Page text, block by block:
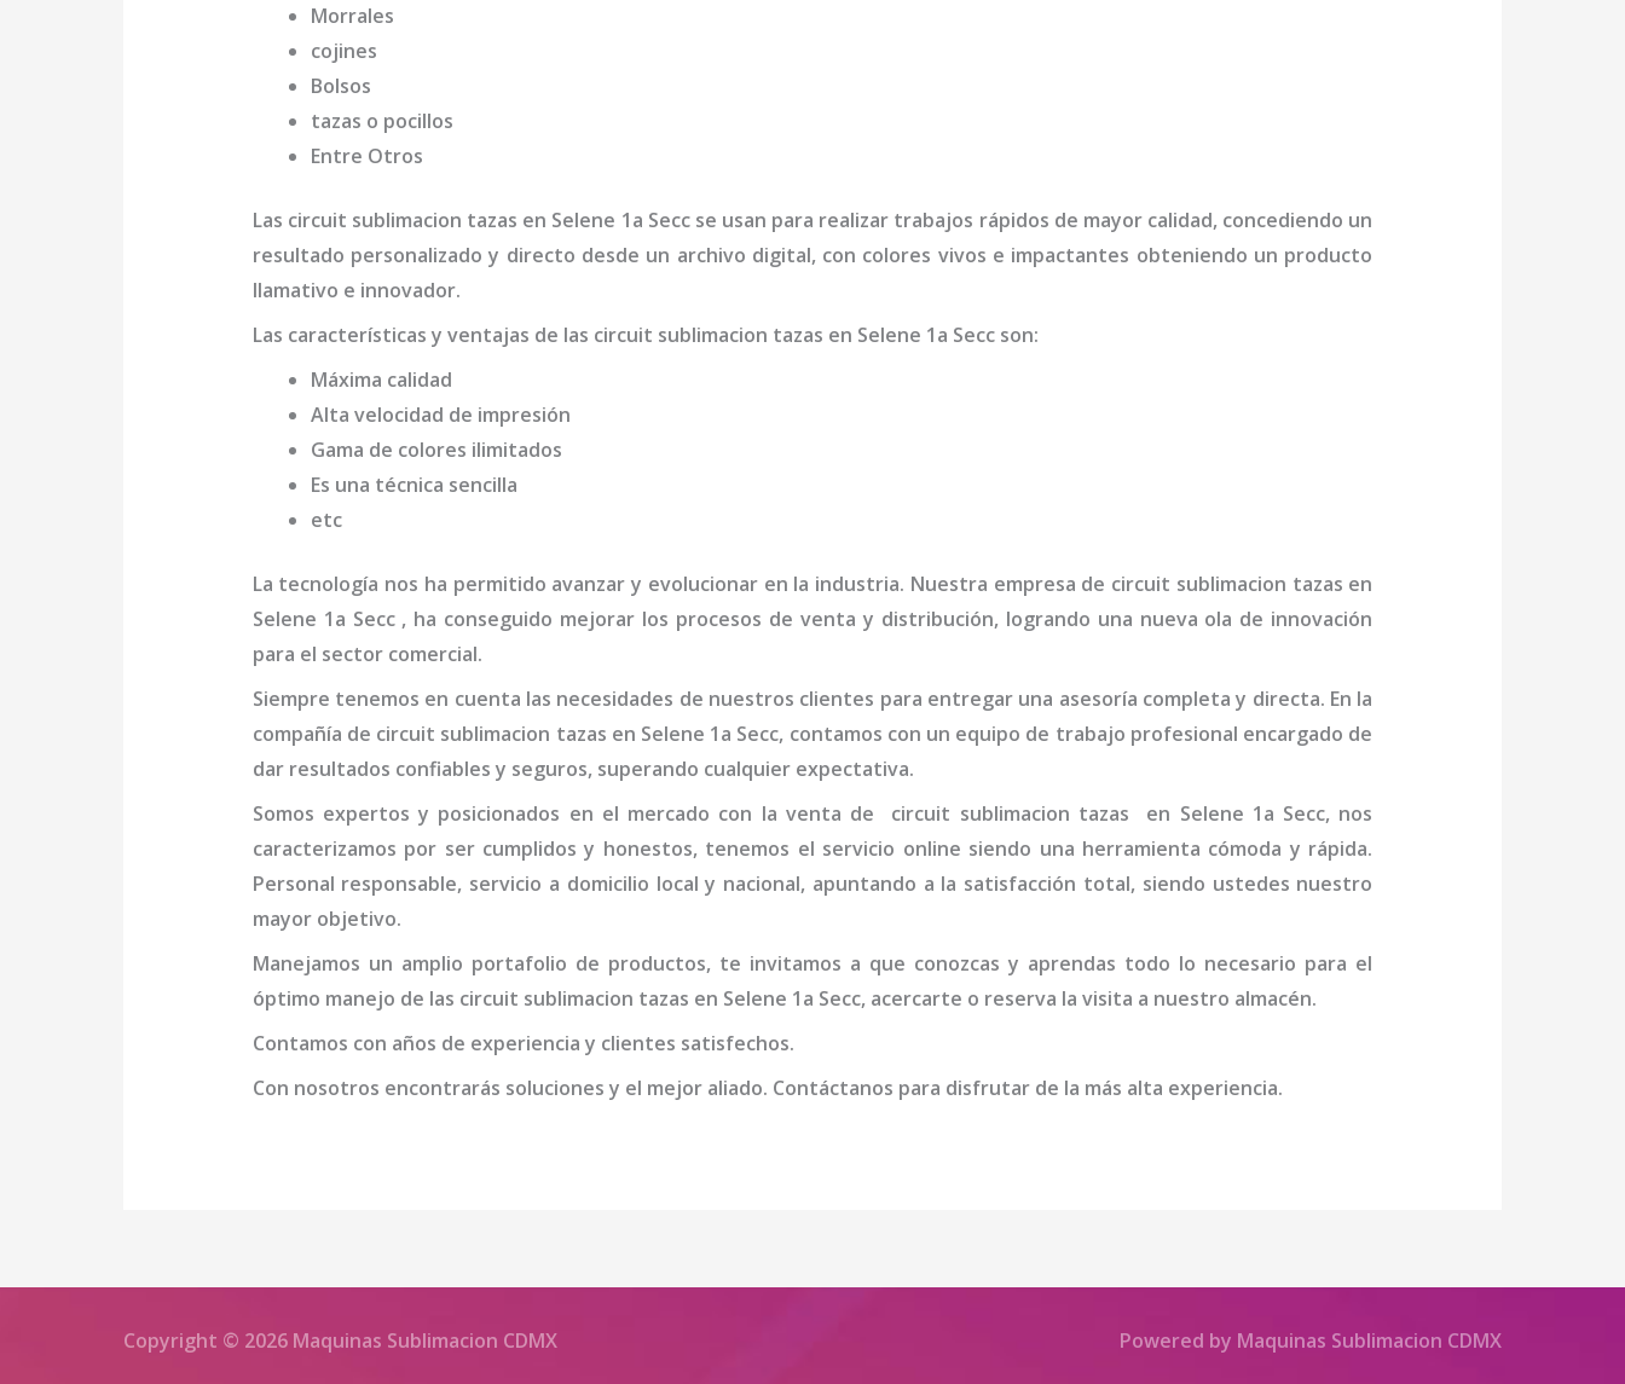
Morrales
cojines
Bolsos
tazas o pocillos
Entre Otros
Las circuit sublimacion tazas en Selene 1a Secc se usan para realizar trabajos rápidos de mayor calidad, concediendo un
resultado personalizado y directo desde un archivo digital, con colores vivos e impactantes obteniendo un producto
llamativo e innovador.
Las características y ventajas de las circuit sublimacion tazas en Selene 1a Secc son:
Máxima calidad
Alta velocidad de impresión
Gama de colores ilimitados
Es una técnica sencilla
etc
La tecnología nos ha permitido avanzar y evolucionar en la industria. Nuestra empresa de circuit sublimacion tazas en
Selene 1a Secc , ha conseguido mejorar los procesos de venta y distribución, logrando una nueva ola de innovación
para el sector comercial.
Siempre tenemos en cuenta las necesidades de nuestros clientes para entregar una asesoría completa y directa. En la
compañía de circuit sublimacion tazas en Selene 1a Secc, contamos con un equipo de trabajo profesional encargado de
dar resultados confiables y seguros, superando cualquier expectativa.
Somos expertos y posicionados en el mercado con la venta de circuit sublimacion tazas en Selene 1a Secc, nos
caracterizamos por ser cumplidos y honestos, tenemos el servicio online siendo una herramienta cómoda y rápida.
Personal responsable, servicio a domicilio local y nacional, apuntando a la satisfacción total, siendo ustedes nuestro
mayor objetivo.
Manejamos un amplio portafolio de productos, te invitamos a que conozcas y aprendas todo lo necesario para el
óptimo manejo de las circuit sublimacion tazas en Selene 1a Secc, acercarte o reserva la visita a nuestro almacén.
Contamos con años de experiencia y clientes satisfechos.
Con nosotros encontrarás soluciones y el mejor aliado. Contáctanos para disfrutar de la más alta experiencia.
Copyright © 2026 Maquinas Sublimacion CDMX Powered by Maquinas Sublimacion CDMX